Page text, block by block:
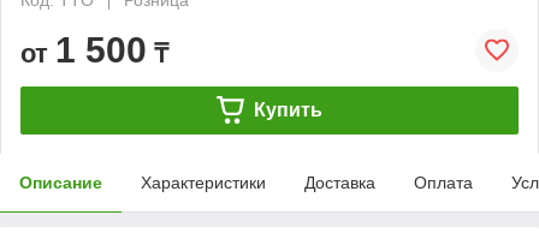
от 1 500 ₸
Купить
Описание Характеристики Доставка Оплата